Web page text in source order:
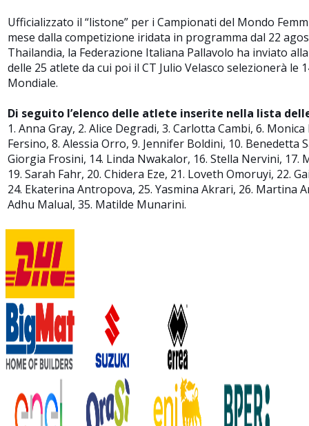
Ufficializzato il “listone” per i Campionati del Mondo
mese dalla competizione iridata in programma dal 22
Thailandia, la Federazione Italiana Pallavolo ha inviato
delle 25 atlete da cui poi il CT Julio Velasco selezionerà le
Mondiale.
Di seguito l’elenco delle atlete inserite nella lista
1. Anna Gray, 2. Alice Degradi, 3. Carlotta Cambi, 6.
Fersino, 8. Alessia Orro, 9. Jennifer Boldini, 10. Benedetta
Giorgia Frosini, 14. Linda Nwakalor, 16. Stella Nervini, 17.
19. Sarah Fahr, 20. Chidera Eze, 21. Loveth Omoruyi, 22.
24. Ekaterina Antropova, 25. Yasmina Akrari, 26. Martina
Adhu Malual, 35. Matilde Munarini.